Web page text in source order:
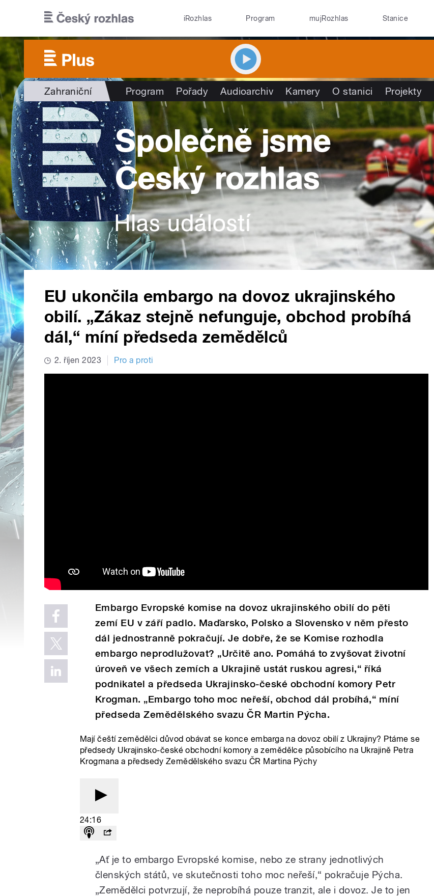
iRozhlas Program mujRozhlas Stanice
Zahraniční Program Pořady Audioarchiv Kamery O stanici Projekty
EU ukončila embargo na dovoz ukrajinského
obilí. „Zákaz stejně nefunguje, obchod probíhá
dál,“ míní předseda zemědělců
2. říjen 2023 Pro a proti
Embargo Evropské komise na dovoz ukrajinského obilí do pěti
zemí EU v září padlo. Maďarsko, Polsko a Slovensko v něm přesto
dál jednostranně pokračují. Je dobře, že se Komise rozhodla
embargo neprodlužovat? „Určitě ano. Pomáhá to zvyšovat životní
úroveň ve všech zemích a Ukrajině ustát ruskou agresi,“ říká
podnikatel a předseda Ukrajinsko-české obchodní komory Petr
Krogman. „Embargo toho moc neřeší, obchod dál probíhá,“ míní
předseda Zemědělského svazu ČR Martin Pýcha.
Mají čeští zemědělci důvod obávat se konce embarga na dovoz obilí z Ukrajiny? Ptáme se
předsedy Ukrajinsko-české obchodní komory a zemědělce působícího na Ukrajině Petra
Krogmana a předsedy Zemědělského svazu ČR Martina Pýchy
24:16
„Ať je to embargo Evropské komise, nebo ze strany jednotlivých
členských států, ve skutečnosti toho moc neřeší,“ pokračuje Pýcha.
„Zemědělci potvrzují, že neprobíhá pouze tranzit, ale i dovoz. Je to jen